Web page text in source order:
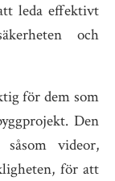
leda effektivt
och
för dem som
Den
videor,
för att